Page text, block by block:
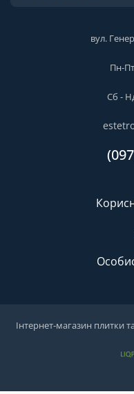
вул.
Пн-
Сб -
Інтернет-магазин плитки